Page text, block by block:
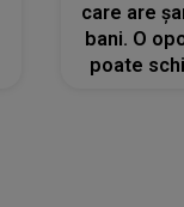
care are
bani. O
poate